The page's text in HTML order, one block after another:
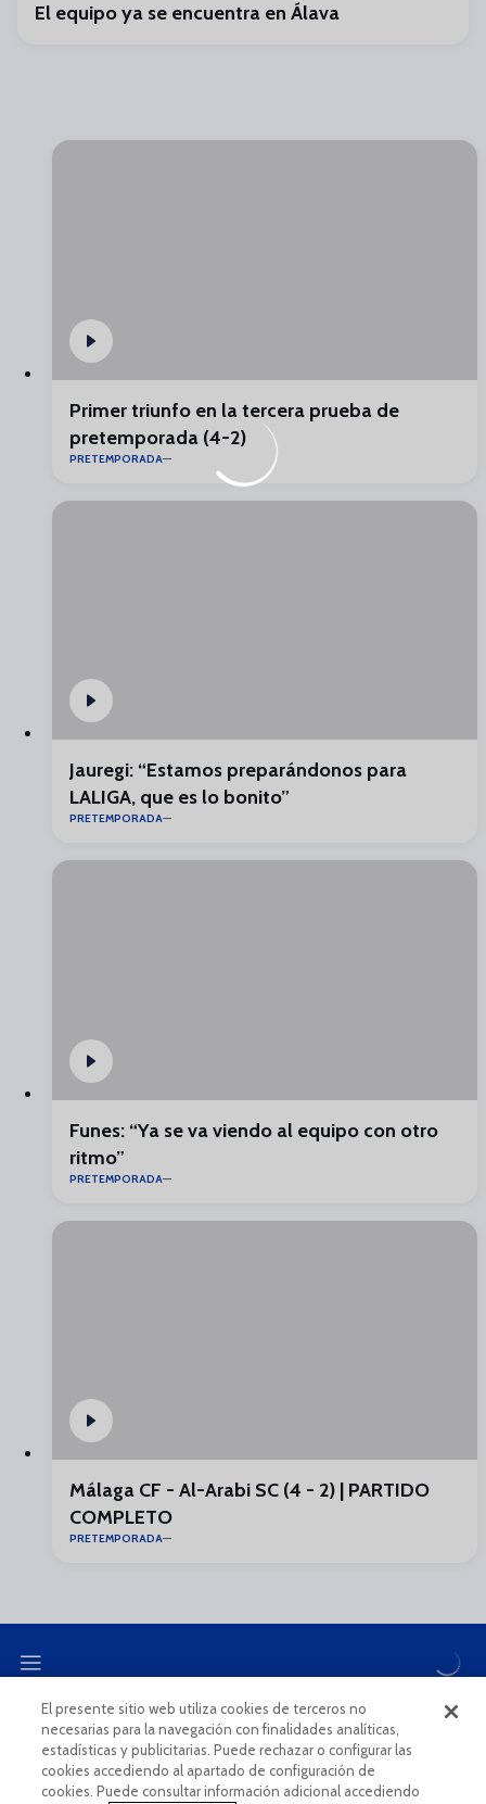
El equipo ya se encuentra en Álava
Primer triunfo en la tercera prueba de
pretemporada (4-2)
PRETEMPORADA
Jauregi: “Estamos preparándonos para
LALIGA, que es lo bonito”
PRETEMPORADA
Funes: “Ya se va viendo al equipo con otro
ritmo”
PRETEMPORADA
Málaga CF - Al-Arabi SC (4 - 2) | PARTIDO
COMPLETO
PRETEMPORADA
CANAL ÉTICO
El presente sitio web utiliza cookies de terceros no
necesarias para la navegación con finalidades analíticas,
estadísticas y publicitarias. Puede rechazar o configurar las
cookies accediendo al apartado de configuración de
cookies. Puede consultar información adicional accediendo